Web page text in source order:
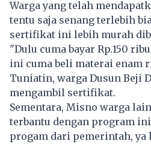
Warga yang telah
tentu saja senang terlebih
sertifikat ini lebih murah
"Dulu cuma bayar Rp.150
ini cuma beli materai enam
Tuniatin, warga Dusun Beji
mengambil sertifikat.
Sementara, Misno warga
terbantu dengan program
progam dari pemerintah, ya